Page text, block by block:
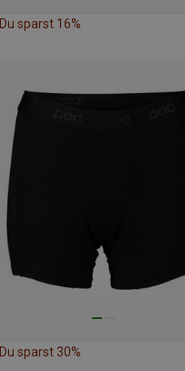
Du sparst 16%
Du sparst 30%